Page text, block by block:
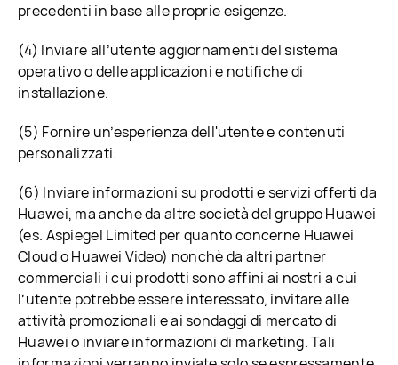
precedenti in base alle proprie esigenze.
(4) Inviare all’utente aggiornamenti del sistema
operativo o delle applicazioni e notifiche di
installazione.
(5) Fornire un’esperienza dell'utente e contenuti
personalizzati.
(6) Inviare informazioni su prodotti e servizi offerti da
Huawei, ma anche da altre società del gruppo Huawei
(es. Aspiegel Limited per quanto concerne Huawei
Cloud o Huawei Video) nonchè da altri partner
commerciali i cui prodotti sono affini ai nostri a cui
l’utente potrebbe essere interessato, invitare alle
attività promozionali e ai sondaggi di mercato di
Huawei o inviare informazioni di marketing. Tali